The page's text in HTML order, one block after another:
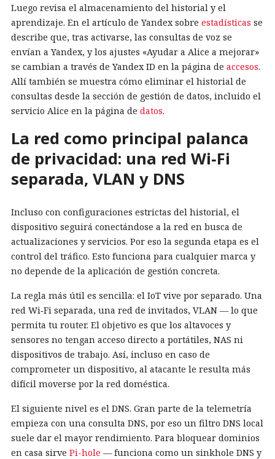
Luego revisa el almacenamiento del historial y el
aprendizaje. En el artículo de Yandex sobre estadísticas se
describe que, tras activarse, las consultas de voz se
envían a Yandex, y los ajustes «Ayudar a Alice a mejorar»
se cambian a través de Yandex ID en la página de accesos.
Allí también se muestra cómo eliminar el historial de
consultas desde la sección de gestión de datos, incluido el
servicio Alice en la página de datos.
La red como principal palanca
de privacidad: una red Wi‑Fi
separada, VLAN y DNS
Incluso con configuraciones estrictas del historial, el
dispositivo seguirá conectándose a la red en busca de
actualizaciones y servicios. Por eso la segunda etapa es el
control del tráfico. Esto funciona para cualquier marca y
no depende de la aplicación de gestión concreta.
La regla más útil es sencilla: el IoT vive por separado. Una
red Wi‑Fi separada, una red de invitados, VLAN — lo que
permita tu router. El objetivo es que los altavoces y
sensores no tengan acceso directo a portátiles, NAS ni
dispositivos de trabajo. Así, incluso en caso de
comprometer un dispositivo, al atacante le resulta más
difícil moverse por la red doméstica.
El siguiente nivel es el DNS. Gran parte de la telemetría
empieza con una consulta DNS, por eso un filtro DNS local
suele dar el mayor rendimiento. Para bloquear dominios
en casa sirve Pi-hole — funciona como un sinkhole DNS y